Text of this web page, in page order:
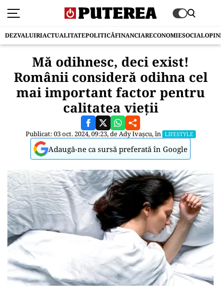
DEZVALUIRIACTUALITATEPOLITICĂFINANCIARECONOMIESOCIAL
Mă odihnesc, deci exist!
Românii consideră odihna cel
mai important factor pentru
calitatea vieţii
Publicat: 03 oct. 2024, 09:23, deAdy Ivașcu, în LIFESTYLE
Adaugă-ne ca sursă preferată în Google